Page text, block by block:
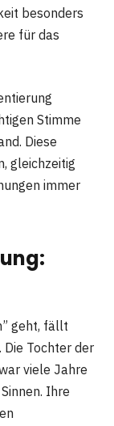
besonders
für das
Stimme
Diese
gleichzeitig
immer
geht, fällt
Die Tochter der
viele Jahre
Ihre